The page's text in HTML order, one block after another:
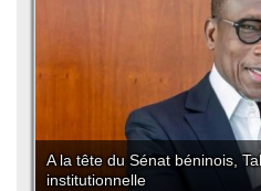
A la tête du Sénat béninois,
institutionnelle